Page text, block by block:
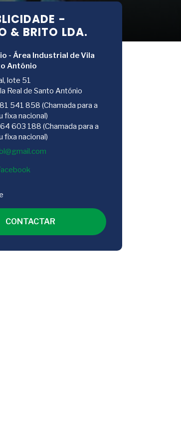
-
& BRITO LDA.
- Área Industrial de Vila
António
lote 51
Real de Santo António
541 858 (Chamada para a
fixa nacional)
603 188 (Chamada para a
fixa nacional)
CONTACTAR